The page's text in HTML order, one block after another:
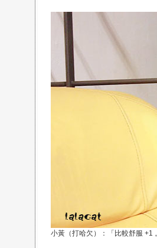
小黃（打哈欠）：「比較舒服 +1